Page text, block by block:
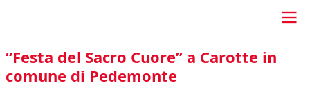
Main
navigation
“Festa del Sacro Cuore” a Carotte in
comune di Pedemonte